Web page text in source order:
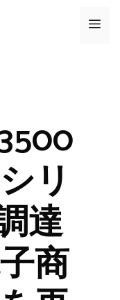
メ
リ
達
商